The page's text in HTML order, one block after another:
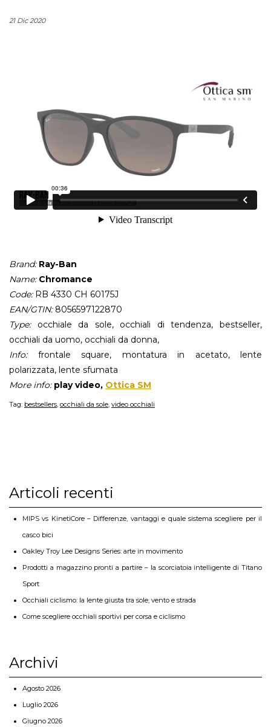
21 Dic 2020
Brand:Ray-Ban
Name:Chromance
Code:RB 4330 CH 60175J
EAN/GTIN: 8056597122870
Type:occhiale da sole, occhiali di tendenza, bestseller,
occhiali da uomo, occhiali da donna,
Info:frontale square, montatura in acetato, lente
polarizzata, lente sfumata
More info:play video, Ottica SM
Tag: bestsellers, occhiali da sole, video occhiali
Articoli recenti
MIPS vs KinetiCore – Differenze, vantaggi e quale sistema scegliere per il
casco bici
Oakley Troy Lee Designs Series: arte in movimento
Prodotti a magazzino pronti a partire – la scorciatoia intelligente di Titano
Sport
Occhiali ciclismo: la lente giusta tra sole, vento e strada
Come scegliere occhiali sportivi per corsa e ciclismo
Archivi
Agosto 2026
Luglio 2026
Giugno 2026